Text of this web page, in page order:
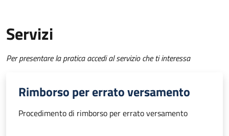
Servizi
Per presentare la pratica accedi al servizio che ti interessa
Rimborso per errato versamento
Procedimento di rimborso per errato versamento